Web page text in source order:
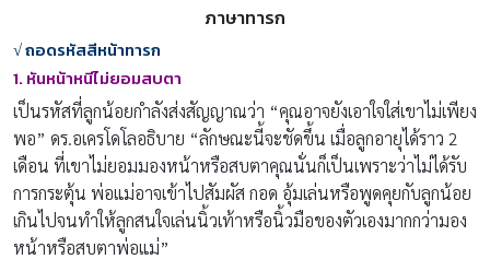
ภาษาทารก
√ถอดรหัสสีหน้าทารก
1. หันหน้าหนีไม่ยอมสบตา
เป็นรหัสที่ลูกน้อยกำลังส่งสัญญาณว่า “คุณอาจยังเอาใจใส่เขาไม่เพียง
พอ” ดร.อเครโดโลอธิบาย “ลักษณะนี้จะชัดขึ้น เมื่อลูกอายุได้ราว 2
เดือน ที่เขาไม่ยอมมองหน้าหรือสบตาคุณนั่นก็เป็นเพราะว่าไม่ได้รับ
การกระตุ้น พ่อแม่อาจเข้าไปสัมผัส กอด อุ้มเล่นหรือพูดคุยกับลูกน้อย
เกินไปจนทำให้ลูกสนใจเล่นนิ้วเท้าหรือนิ้วมือของตัวเองมากกว่ามอง
หน้าหรือสบตาพ่อแม่”